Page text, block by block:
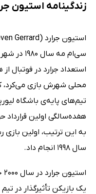
زندگینامه استیون
سی‌ام مه
استعداد جرارد در فوتبال
محلی شهرش بازی می‌کرد،
تیم‌های پایه‌ی باشگاه
هفده‌سالگی اولین قرارداد
به این ترتیب، اولین بازی
سال 1998 انجام داد.
یک بازیکن تأثیرگذار در